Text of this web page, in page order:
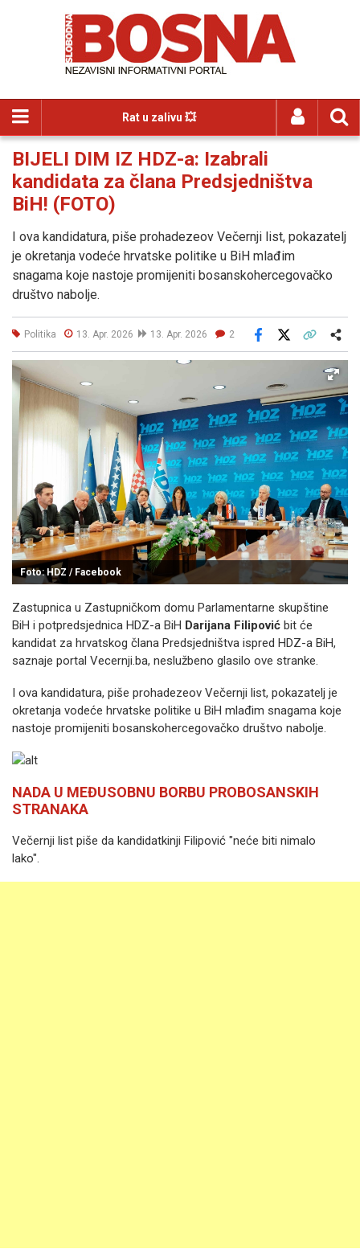
Rat u zalivu 💥
BIJELI DIM IZ HDZ-a: Izabrali
kandidata za člana Predsjedništva
BiH! (FOTO)
I ova kandidatura, piše prohadezeov Večernji list, pokazatelj
je okretanja vodeće hrvatske politike u BiH mlađim
snagama koje nastoje promijeniti bosanskohercegovačko
društvo nabolje.
Politika 13. Apr. 2026 13. Apr. 2026 2
Facebook
Foto: HDZ / Facebook
Zastupnica u Zastupničkom domu Parlamentarne skupštine
BiH i potpredsjednica HDZ-a BiH Darijana Filipović bit će
kandidat za hrvatskog člana Predsjedništva ispred HDZ-a BiH,
saznaje portal Vecernji.ba, neslužbeno glasilo ove stranke.
I ova kandidatura, piše prohadezeov Večernji list, pokazatelj je
okretanja vodeće hrvatske politike u BiH mlađim snagama koje
nastoje promijeniti bosanskohercegovačko društvo nabolje.
NADA U MEĐUSOBNU BORBU PROBOSANSKIH
STRANAKA
Večernji list piše da kandidatkinji Filipović "neće biti nimalo
lako".